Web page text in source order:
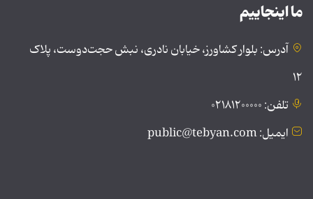
ما اینجاییم
آدرس: بلوار کشاورز، خیابان نادری، نبش حجت‌دوست، پلاک
۱۲
تلفن: ۰۲۱۸۱۲۰۰۰۰۰
ایمیل: public@tebyan.com